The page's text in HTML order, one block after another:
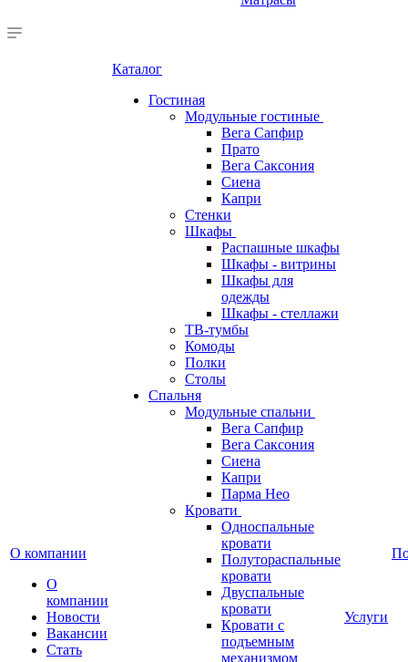
О компании
О
компании
Новости
Вакансии
Стать
Каталог
Гостиная
Модульные гостиные
Вега Сапфир
Прато
Вега Саксония
Сиена
Капри
Стенки
Шкафы
Распашные шкафы
Шкафы - витрины
Шкафы для
одежды
Шкафы - стеллажи
ТВ-тумбы
Комоды
Полки
Столы
Спальня
Модульные спальни
Вега Сапфир
Вега Саксония
Сиена
Капри
Парма Нео
Кровати
Односпальные
кровати
Полутораспальные
кровати
Двуспальные
кровати
Кровати с
подъемным
механизмом
Услуги